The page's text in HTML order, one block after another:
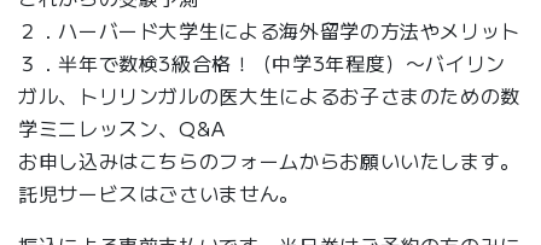
２．ハーバード大学生による海外留学の方法やメリット
３．半年で数検3級合格！（中学3年程度）〜バイリン
ガル、トリリンガルの医大生によるお子さまのための数
学ミニレッスン、Q&A
お申し込みはこちらのフォームからお願いいたします。
託児サービスはごさいません。